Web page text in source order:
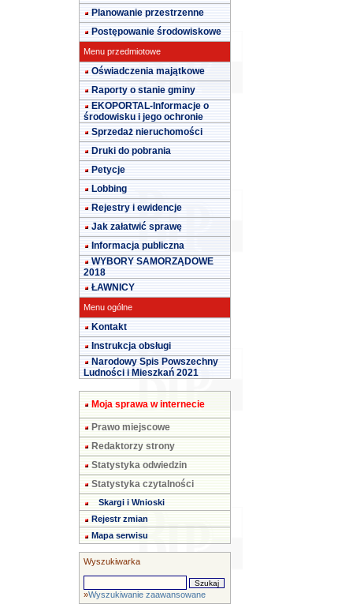
Planowanie przestrzenne
Postępowanie środowiskowe
Menu przedmiotowe
Oświadczenia majątkowe
Raporty o stanie gminy
EKOPORTAL-Informacje o
środowisku i jego ochronie
Sprzedaż nieruchomości
Druki do pobrania
Petycje
Lobbing
Rejestry i ewidencje
Jak załatwić sprawę
Informacja publiczna
WYBORY SAMORZĄDOWE
2018
ŁAWNICY
Menu ogólne
Kontakt
Instrukcja obsługi
Narodowy Spis Powszechny
Ludności i Mieszkań 2021
Moja sprawa w internecie
Prawo miejscowe
Redaktorzy strony
Statystyka odwiedzin
Statystyka czytalności
Skargi i Wnioski
Rejestr zmian
Mapa serwisu
Wyszukiwarka
»Wyszukiwanie zaawansowane